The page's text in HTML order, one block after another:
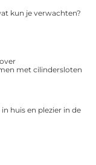
kun je verwachten?
met cilindersloten
huis en plezier in de